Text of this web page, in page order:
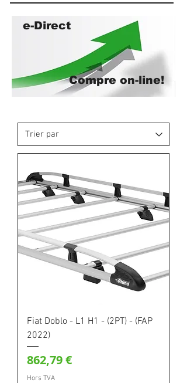
e-Direct
Compre on-line!
Fiat Doblo - L1 H1 - (2PT) - (FAP
2022)
Prix
862,79 €
Hors TVA